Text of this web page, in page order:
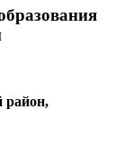
район,